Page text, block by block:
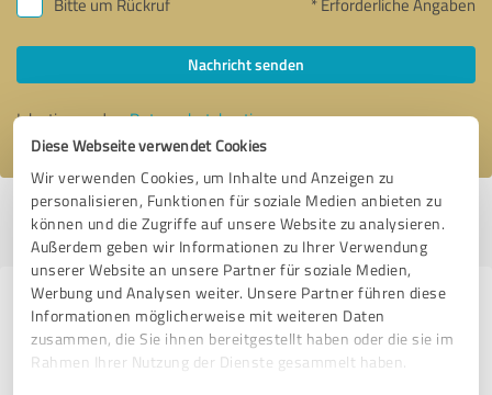
Diese Webseite verwendet Cookies
Wir verwenden Cookies, um Inhalte und Anzeigen zu
personalisieren, Funktionen für soziale Medien anbieten zu
können und die Zugriffe auf unsere Website zu analysieren.
Außerdem geben wir Informationen zu Ihrer Verwendung
unserer Website an unsere Partner für soziale Medien,
Werbung und Analysen weiter. Unsere Partner führen diese
Informationen möglicherweise mit weiteren Daten
zusammen, die Sie ihnen bereitgestellt haben oder die sie im
Rahmen Ihrer Nutzung der Dienste gesammelt haben.
Nachricht senden
Ich stimme denDatenschutzbestimmungenzu.
Profil aktiv seit 21.02.2019 | Letzte Aktualisierung: 05.08.2026
melden
Erfahrungen zu weiteren
Anbietern aus dem Bereich
Unternehmensberatung